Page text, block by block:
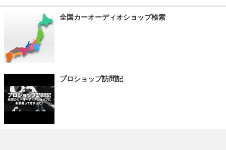
全国カーオーディオショップ検索
プロショップ訪問記